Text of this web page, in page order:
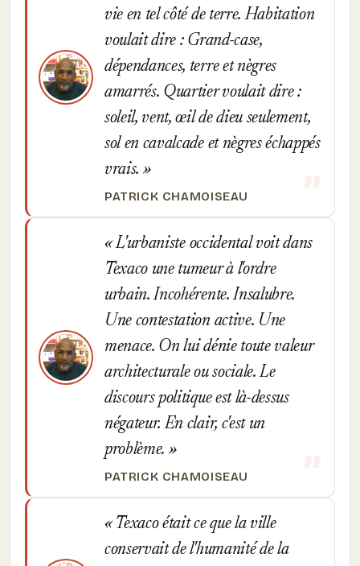
vie en tel côté de terre. Habitation
voulait dire : Grand-case,
dépendances, terre et nègres
amarrés. Quartier voulait dire :
soleil, vent, œil de dieu seulement,
sol en cavalcade et nègres échappés
vrais.
PATRICK CHAMOISEAU
L'urbaniste occidental voit dans
Texaco une tumeur à l'ordre
urbain. Incohérente. Insalubre.
Une contestation active. Une
menace. On lui dénie toute valeur
architecturale ou sociale. Le
discours politique est là-dessus
négateur. En clair, c'est un
problème.
PATRICK CHAMOISEAU
Texaco était ce que la ville
conservait de l'humanité de la